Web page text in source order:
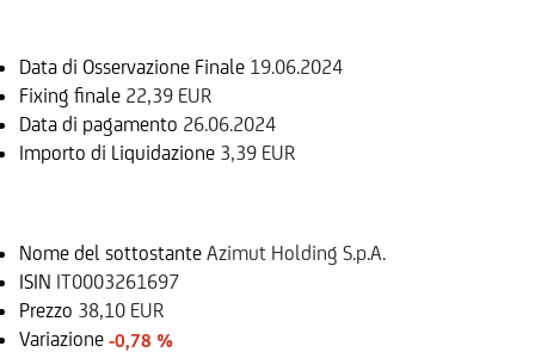
Data di Osservazione Finale 19.06.2024
Fixing finale 22,39 EUR
Data di pagamento 26.06.2024
Importo di Liquidazione 3,39 EUR
Nome del sottostante Azimut Holding S.p.A.
ISIN IT0003261697
Prezzo 38,10 EUR
Variazione -0,78 %